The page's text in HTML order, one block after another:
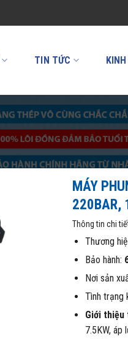
TIN TỨC
MÁY
220BAR,
Thông tin chi
Thương
Bảo hành:
Nơi sản
Tình trạng
Giới
7.5KW,